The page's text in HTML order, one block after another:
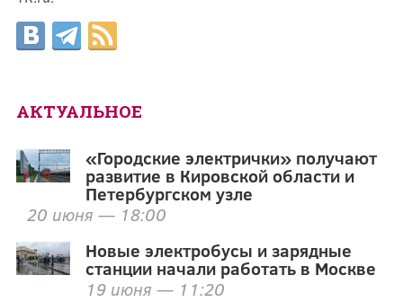
АКТУАЛЬНОЕ
«Городские электрички» получают
развитие в Кировской области и
Петербургском узле
20 июня — 18:00
Новые электробусы и зарядные
станции начали работать в Москве
19 июня — 11:20